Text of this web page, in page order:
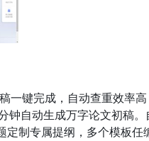
一键完成，自动查重效率
钟自动生成万字论文初稿。
定制专属提纲，多个模板任